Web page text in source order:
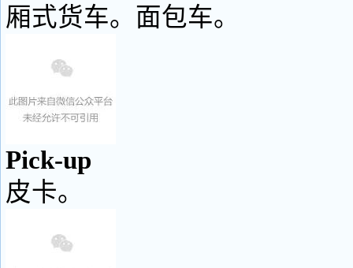
厢式货车。面包车。
Pick-up
皮卡。